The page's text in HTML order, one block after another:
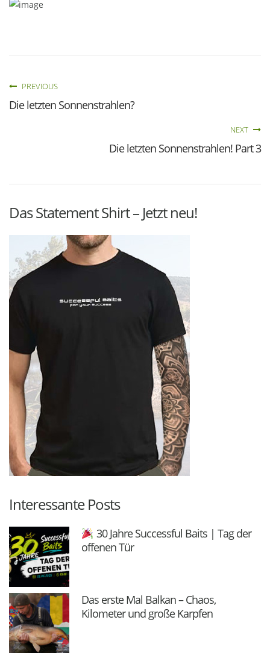
PREVIOUS
Die letzten Sonnenstrahlen?
NEXT
Die letzten Sonnenstrahlen! Part 3
Das Statement Shirt – Jetzt neu!
Interessante Posts
30 Jahre Successful Baits | Tag der
offenen Tür
Das erste Mal Balkan – Chaos,
Kilometer und große Karpfen